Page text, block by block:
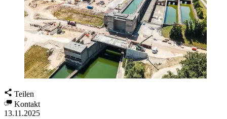
Teilen
Kontakt
13.11.2025